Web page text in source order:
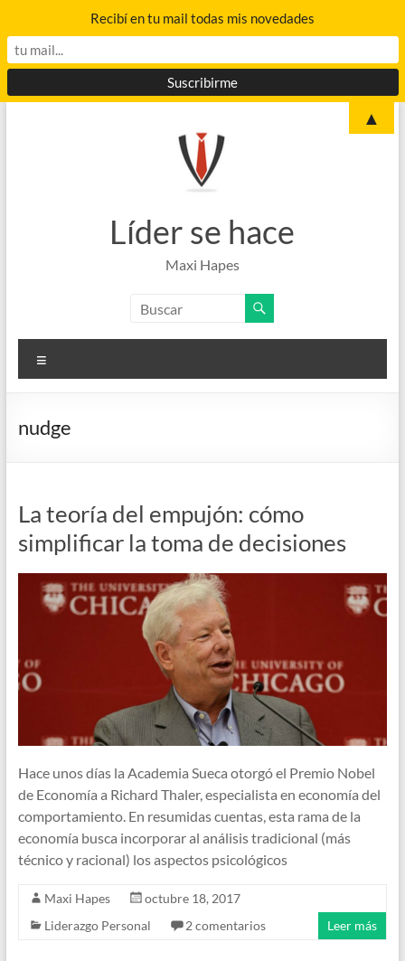
Líder se hace
Maxi Hapes
nudge
La teoría del empujón: cómo
simplificar la toma de decisiones
Hace unos días la Academia Sueca otorgó el Premio Nobel
de Economía a Richard Thaler, especialista en economía del
comportamiento. En resumidas cuentas, esta rama de la
economía busca incorporar al análisis tradicional (más
técnico y racional) los aspectos psicológicos
Maxi Hapes
octubre 18, 2017
Liderazgo Personal
2 comentarios Leer más
Recibí en tu mail todas mis novedades
▲